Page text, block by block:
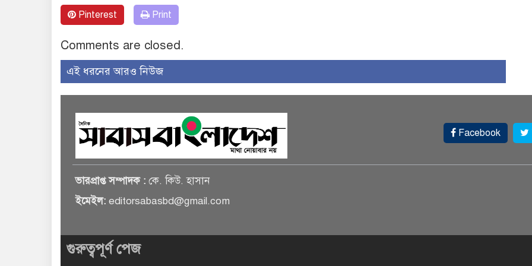
Pinterest Print
Comments are closed.
এই ধরনের আরও নিউজ
Facebook
ভারপ্রাপ্ত সম্পাদক : কে. কিউ. হাসান
ইমেইল: editorsabasbd@gmail.com
গুরুত্বপূর্ণ পেজ